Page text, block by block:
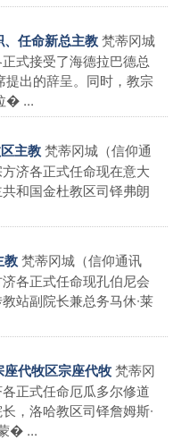
任命新总主教梵蒂冈城
式接受了海德拉巴德总
提出的辞呈。同时，教宗
� ...
主教梵蒂冈城（信仰通
济各正式任命现在意大
和国金杜教区司铎弗朗
教梵蒂冈城（信仰通讯
各正式任命现孔伯尼会
站副院长兼总务马休∙莱
代牧区宗座代牧梵蒂冈
正式任命厄瓜多尔修道
，洛哈教区司铎詹姆斯∙
� ...